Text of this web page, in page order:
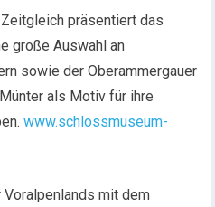
präsentiert das
große Auswahl an
sowie der Oberammergauer
als Motiv für ihre
www.schlossmuseum-
mit dem